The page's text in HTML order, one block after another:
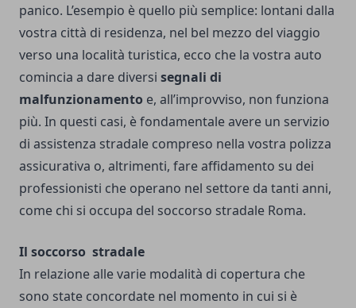
panico. L’esempio è quello più semplice: lontani dalla
vostra città di residenza, nel bel mezzo del viaggio
verso una località turistica, ecco che la vostra auto
comincia a dare diversi segnali di
malfunzionamento e, all’improvviso, non funziona
più. In questi casi, è fondamentale avere un servizio
di assistenza stradale compreso nella vostra polizza
assicurativa o, altrimenti, fare affidamento su dei
professionisti che operano nel settore da tanti anni,
come chi si occupa del soccorso stradale Roma.
Il soccorso stradale
In relazione alle varie modalità di copertura che
sono state concordate nel momento in cui si è